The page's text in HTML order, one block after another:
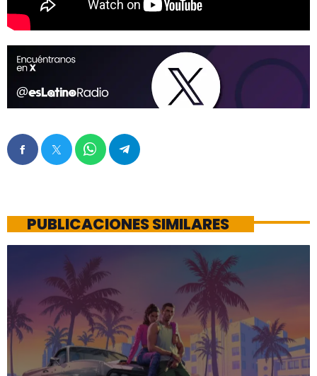
PUBLICACIONES SIMILARES